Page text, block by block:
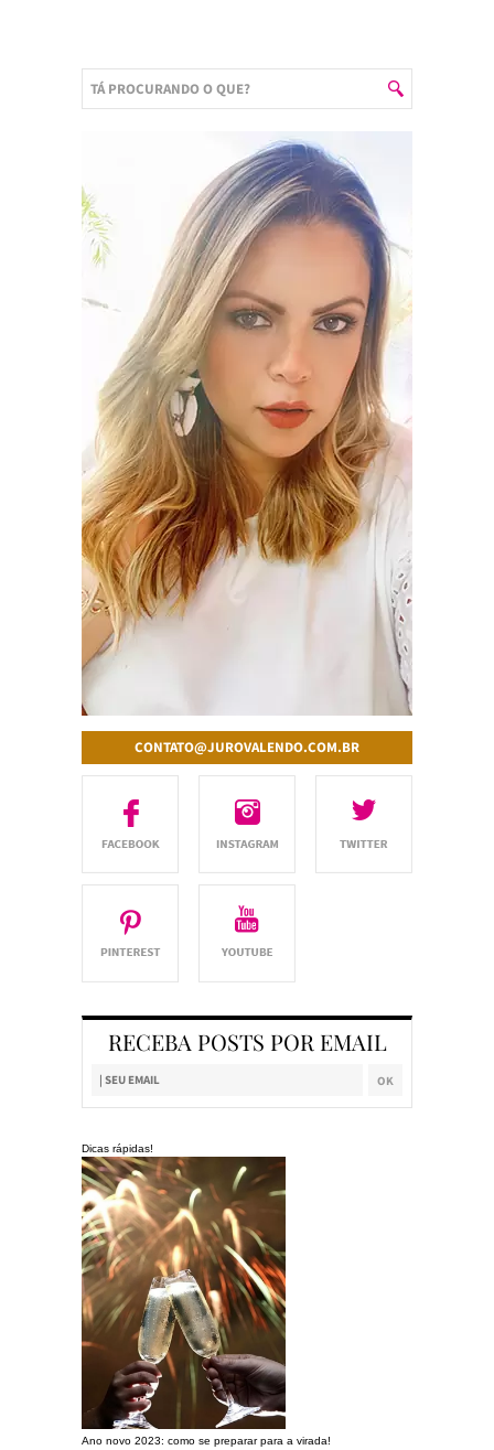
CONTATO@JUROVALENDO.COM.BR
RECEBA POSTS POR EMAIL
Dicas rápidas!
Ano novo 2023: como se preparar para a virada!